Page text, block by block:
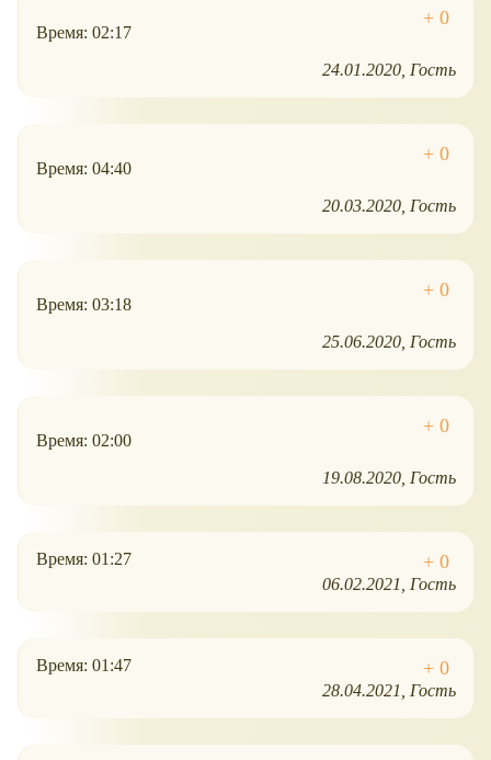
Время: 02:17
24.01.2020 Гость
Время: 04:40
20.03.2020 Гость
Время: 03:18
25.06.2020 Гость
Время: 02:00
19.08.2020 Гость
Время: 01:27
06.02.2021
Гость
Время: 01:47
28.04.2021
Гость